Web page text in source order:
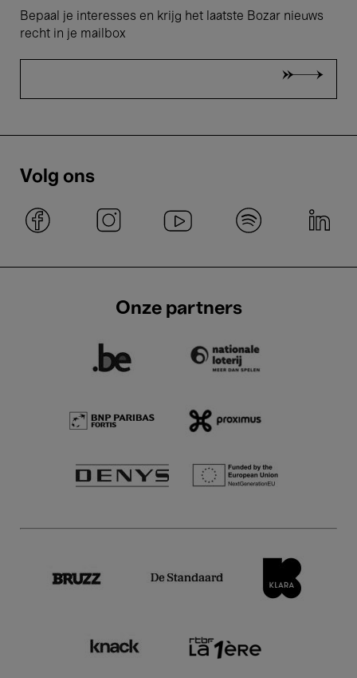
Bepaal je interesses en krijg het laatste Bozar nieuws
recht in je mailbox
Volg ons
Onze partners